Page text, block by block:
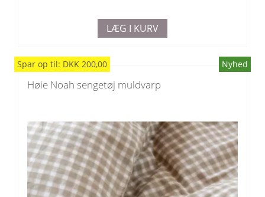
LÆG I KURV
Spar op til: DKK 200,00 Nyhed
Høie Noah sengetøj muldvarp